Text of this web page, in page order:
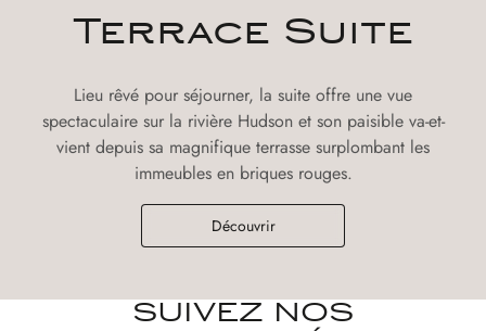
Terrace Suite
Lieu rêvé pour séjourner, la suite offre une vue
spectaculaire sur la rivière Hudson et son paisible va-et-
vient depuis sa magnifique terrasse surplombant les
immeubles en briques rouges.
Découvrir
SUIVEZ NOS